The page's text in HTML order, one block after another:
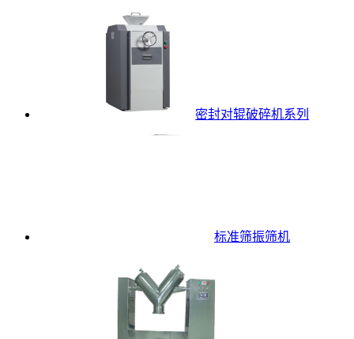
密封对辊破碎机系列
标准筛振筛机